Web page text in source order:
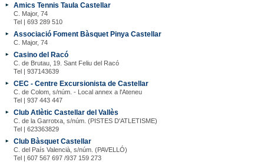
Amics Tennis Taula Castellar
C. Major, 74
Tel | 693 289 510
Associació Foment Bàsquet Pinya Castellar
C. Major, 74
Casino del Racó
C. de Brutau, 19. Sant Feliu del Racó
Tel | 937143639
CEC - Centre Excursionista de Castellar
C. de Colom, s/núm. - Local annex a l'Ateneu
Tel | 937 443 447
Club Atlètic Castellar del Vallès
C. de la Garrotxa, s/núm. (PISTES D'ATLETISME)
Tel | 623363829
Club Bàsquet Castellar
C. del País Valencià, s/núm. (PAVELLÓ)
Tel | 607 567 697 /937 159 273